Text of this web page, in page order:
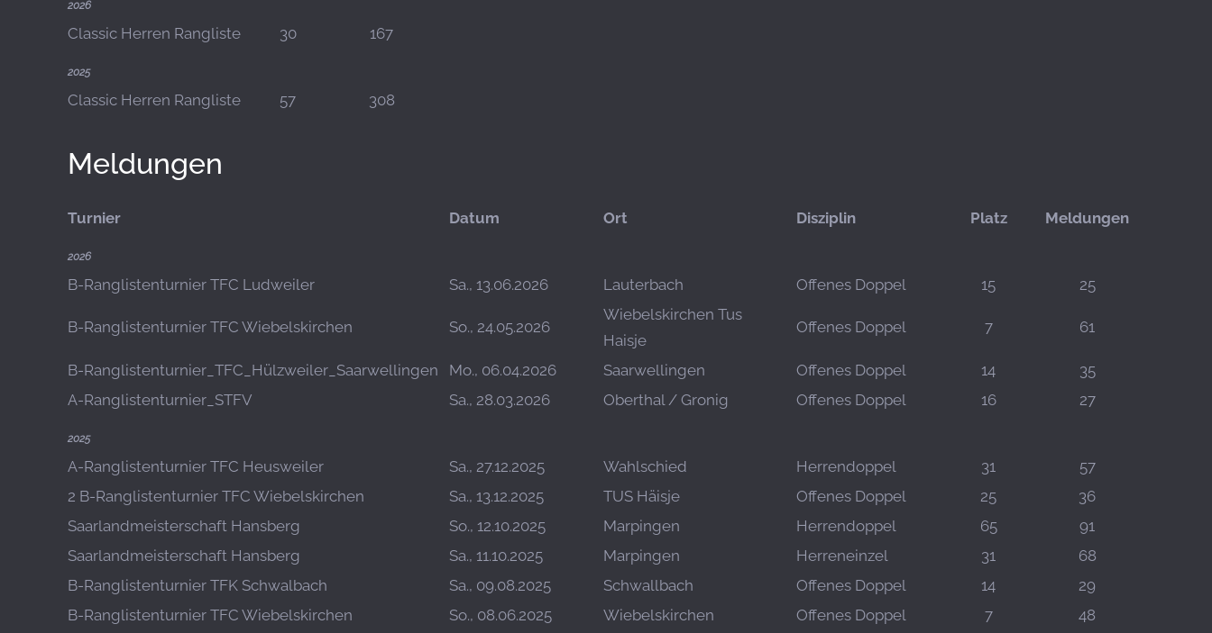
2026
Classic Herren Rangliste 30 167
2025
Classic Herren Rangliste 57 308
Meldungen
Turnier Datum Ort Disziplin Platz Meldungen
2026
B-Ranglistenturnier TFC Ludweiler Sa., 13.06.2026 Lauterbach Offenes Doppel 15 25
B-Ranglistenturnier TFC Wiebelskirchen So., 24.05.2026
Wiebelskirchen Tus
Haisje
Offenes Doppel 7 61
B-Ranglistenturnier_TFC_Hülzweiler_Saarwellingen Mo., 06.04.2026 Saarwellingen Offenes Doppel 14
35
A-Ranglistenturnier_STFV
Sa., 28.03.2026 Oberthal / Gronig Offenes Doppel 16 27
2025
A-Ranglistenturnier TFC Heusweiler Sa., 27.12.2025 Wahlschied Herrendoppel 31
57
2 B-Ranglistenturnier TFC Wiebelskirchen
Sa., 13.12.2025 TUS Häisje Offenes Doppel 25
36
Saarlandmeisterschaft Hansberg
So., 12.10.2025 Marpingen Herrendoppel 65
91
Saarlandmeisterschaft Hansberg
Sa., 11.10.2025 Marpingen Herreneinzel 31
68
B-Ranglistenturnier TFK Schwalbach
Sa., 09.08.2025 Schwallbach Offenes Doppel 14
29
B-Ranglistenturnier TFC Wiebelskirchen
So., 08.06.2025 Wiebelskirchen Offenes Doppel 7
48